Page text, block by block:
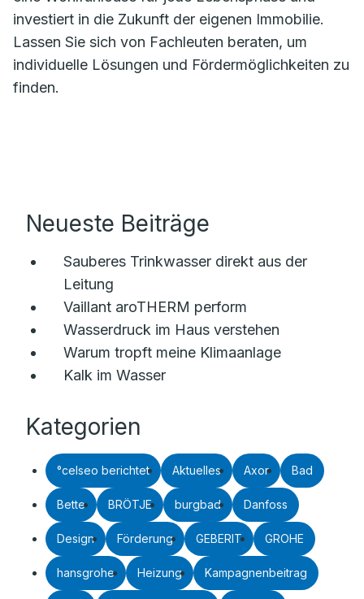
investiert in die Zukunft der eigenen Immobilie.
Lassen Sie sich von Fachleuten beraten, um
individuelle Lösungen und Fördermöglichkeiten zu
finden.
Neueste Beiträge
Sauberes Trinkwasser direkt aus der
Leitung
Vaillant aroTHERM perform
Wasserdruck im Haus verstehen
Warum tropft meine Klimaanlage
Kalk im Wasser
Kategorien
°celseo berichtet Aktuelles Axor Bad
Bette BRÖTJE burgbad Danfoss
Design Förderung GEBERIT GROHE
hansgrohe Heizung Kampagnenbeitrag